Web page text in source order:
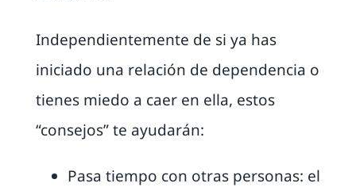
Independientemente de si ya has
iniciado una relación de dependencia o
tienes miedo a caer en ella, estos
“consejos” te ayudarán:
Pasa tiempo con otras personas: el